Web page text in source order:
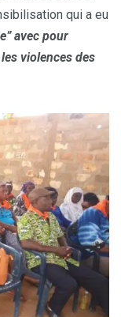
qui a eu
avec pour
violences des